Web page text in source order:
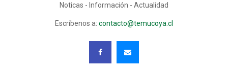
Noticas - Información - Actualidad
Escríbenos a: contacto@temucoya.cl